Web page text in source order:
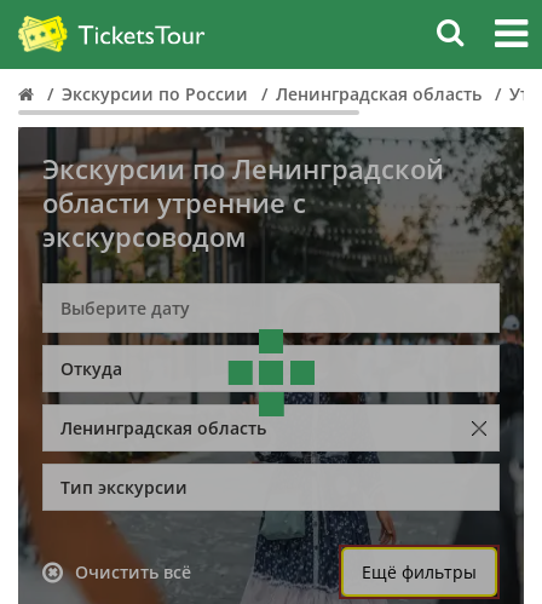
Экскурсии по России Ленинградская область
Экскурсии по Ленинградской
области утренние с
экскурсоводом
Откуда
Ленинградская область
Тип экскурсии
Очистить всё Ещё фильтры